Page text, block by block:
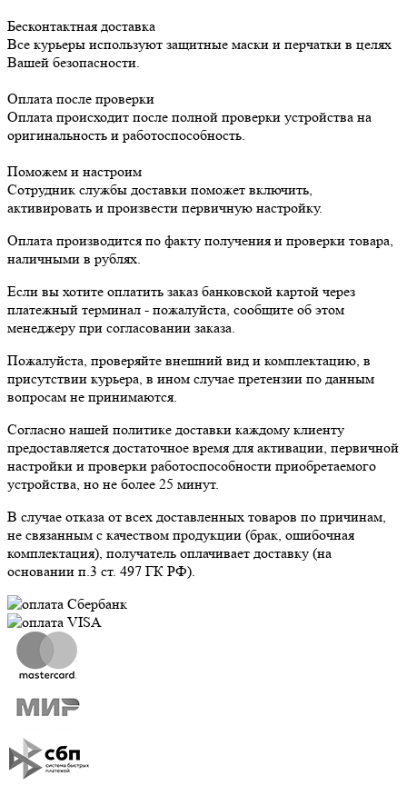
Бесконтактная доставка
Все курьеры используют защитные маски и перчатки в целях
Вашей безопасности.
Оплата после проверки
Оплата происходит после полной проверки устройства на
оригинальность и работоспособность.
Поможем и настроим
Сотрудник службы доставки поможет включить,
активировать и произвести первичную настройку.
Оплата производится по факту получения и проверки товара,
наличными в рублях.
Если вы хотите оплатить заказ банковской картой через
платежный терминал - пожалуйста, сообщите об этом
менеджеру при согласовании заказа.
Пожалуйста, проверяйте внешний вид и комплектацию, в
присутствии курьера, в ином случае претензии по данным
вопросам не принимаются.
Согласно нашей политике доставки каждому клиенту
предоставляется достаточное время для активации, первичной
настройки и проверки работоспособности приобретаемого
устройства, но не более 25 минут.
В случае отказа от всех доставленных товаров по причинам,
не связанным с качеством продукции (брак, ошибочная
комплектация), получатель оплачивает доставку (на
основании п.3 ст. 497 ГК РФ).